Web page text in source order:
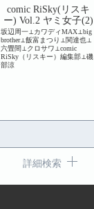
comic RiSky(リスキ
ー) Vol.2 ヤミ女子(2)
坂辺周一⊥カワディMAX⊥big
brother⊥飯富まつり⊥関達也⊥
六畳間⊥クロサワ⊥comic
RiSky（リスキー）編集部⊥磯
部涼
詳細検索